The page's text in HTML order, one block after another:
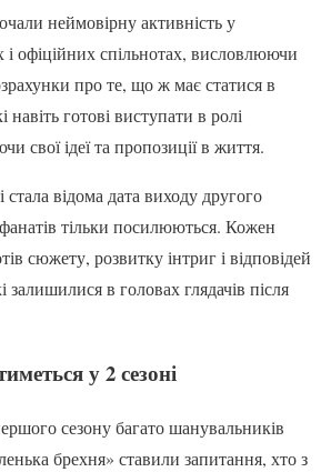
неймовірну активність у
і офіційних спільнотах, висловлюючи
про те, що ж має статися в
навіть готові виступати в ролі
свої ідеї та пропозиції в життя.
відома дата виходу другого
тільки посилюються. Кожен
сюжету, розвитку інтриг і відповідей
залишилися в головах глядачів після
у 2 сезоні
сезону багато шанувальників
брехня» ставили запитання, хто з